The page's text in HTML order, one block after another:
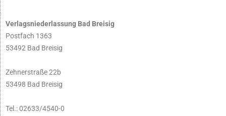
Verlagsniederlassung Bad Breisig
Postfach 1363
53492 Bad Breisig
Zehnerstraße 22b
53498 Bad Breisig
Tel.: 02633/4540-0